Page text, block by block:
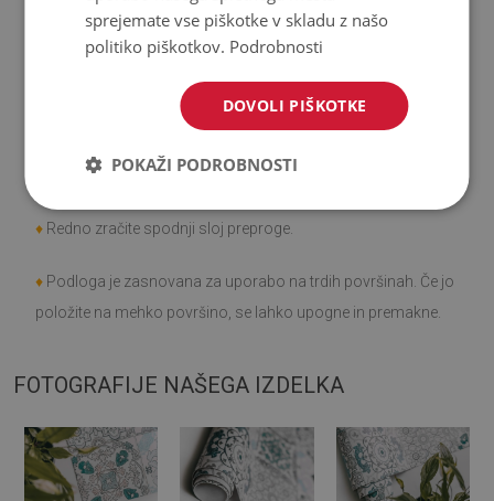
Upoštevajte, da poškodbe, ki nastanejo pri uporabi zaradi
Kako skrbeti za izdelek?
Čistite z vlažno krpo -ne uporabljajte močnih kemikalij.
♦ Redno zračite spodnji sloj preproge.
♦ Podloga je zasnovana za uporabo na trdih površinah. Če jo
položite na mehko površino, se lahko upogne in premakne.
FOTOGRAFIJE NAŠEGA IZDELKA
sprejemate vse piškotke v skladu z našo
politiko piškotkov. Podrobnosti
DOVOLI PIŠKOTKE
POKAŽI PODROBNOSTI